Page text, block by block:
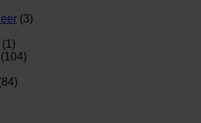
(3)
(1)
(104)